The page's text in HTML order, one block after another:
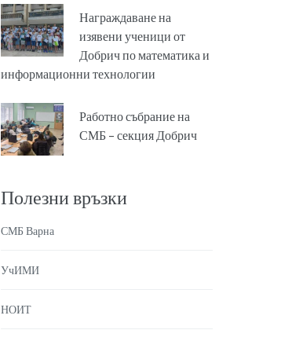
Награждаване на
изявени ученици от
Добрич по математика и
информационни технологии
Работно събрание на
СМБ – секция Добрич
Полезни връзки
СМБ Варна
УчИМИ
НОИТ